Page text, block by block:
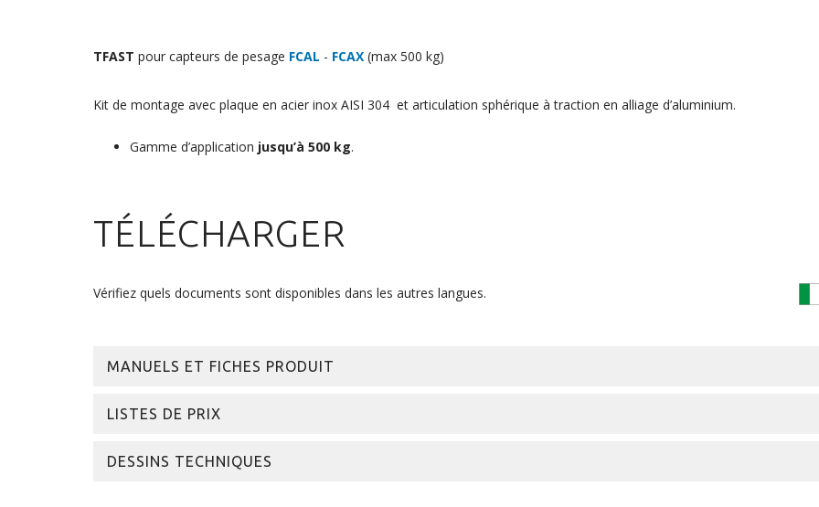
TFAST pour capteurs de pesage FCAL - FCAX (max 500 kg)
Kit de montage avec plaque en acier inox AISI 304 et articulation sphérique à traction en alliage d’aluminium.
Gamme d’application jusqu’à 500 kg.
TÉLÉCHARGER
Vérifiez quels documents sont disponibles dans les autres langues.
MANUELS ET FICHES PRODUIT
LISTES DE PRIX
DESSINS TECHNIQUES